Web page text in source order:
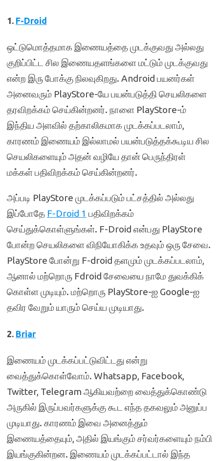
1. F-Droid
ஒட்டுமொத்தமாக இணையத்தை முடக்குவது அல்லது
குறிப்பிட்ட சில இணையதளங்களை மட்டும் முடக்குவது
என்ற இரு போக்கு நிலவுகிறது. Android பயனர்கள்
அனைவரும் PlayStore-யே பயன்படுத்தி செயலிகளை
தரவிறக்கம் செய்கின்றனர். நாளை PlayStore-ம்
இந்திய அளவில் தற்காலிகமாக முடக்கப்படலாம்,
காரணம் இணையம் இல்லாமல் பயன்படுத்தக்கூடிய சில
செயலிகளையும் அதன் வழியே தான் பெருந்திரள்
மக்கள் பதிவிறக்கம் செய்கின்றனர்.
அப்படி PlayStore முடக்கப்படும் பட்சத்தில் அல்லது
இப்போதே F-Droid 1 பதிவிறக்கம்
செய்துக்கொள்ளுங்கள். F-Droid என்பது PlayStore
போன்ற செயலிகளை விநியோகிக்க உதவும் ஒரு சேவை.
PlayStore போன்று F-droid தளமும் முடக்கப்படலாம்,
ஆனால் மற்றொரு Fdroid சேவையை நாமே துவக்கிக்
கொள்ள முடியும். மற்றொரு PlayStore-ஐ Google-ஐ
தவிர வேறும் யாரும் செய்ய முடியாது.
2. Briar
இணையம் முடக்கப்பட்டுவிட்டது என்று
வைத்துக்கொள்வோம். Whatsapp, Facebook,
Twitter, Telegram ஆகியவற்றை வைத்துக்கொண்டு
அருகில் இருப்பவர்களுக்கு கூட எந்த தகவலும் அனுப்ப
முடியாது. காரணம் இவை அனைத்தும்
இணையத்தையும், அதில் இயங்கும் சர்வர்களையும் நம்பி
இயங்குகின்றன. இணையம் முடக்கப்பட்டால் இந்த